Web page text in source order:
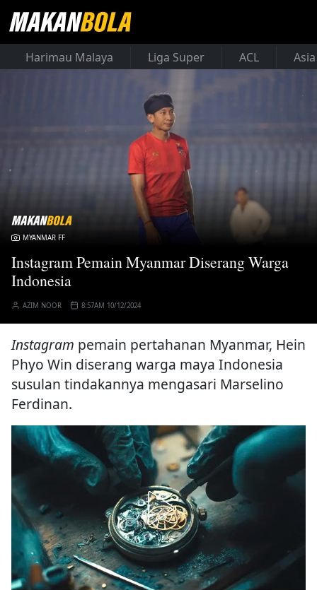
Harimau Malaya Liga Super ACL
MYANMAR FF
Instagram Pemain Myanmar Diserang Warga
Indonesia
AZIM NOOR 8:57AM 10/12/2024
Instagram pemain pertahanan Myanmar, Hein
Phyo Win diserang warga maya Indonesia
susulan tindakannya mengasari Marselino
Ferdinan.